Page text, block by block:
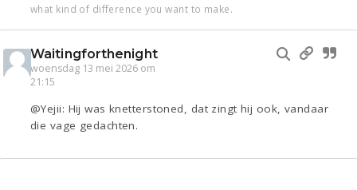
what kind of difference you want to make.
Waitingforthenight
woensdag 13 mei 2026 om
21:15
@Yejii: Hij was knetterstoned, dat zingt hij ook, vandaar
die vage gedachten.